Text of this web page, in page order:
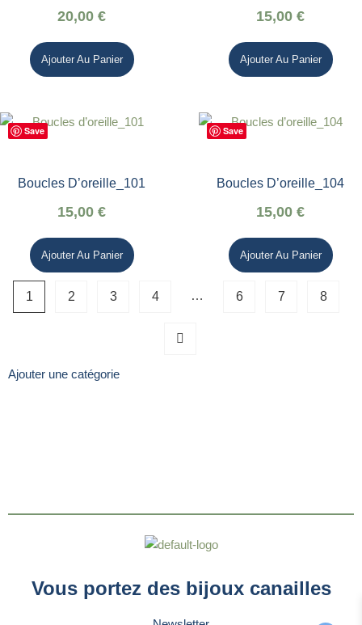
20,00 €
Ajouter Au Panier
15,00 €
Ajouter Au Panier
Save
Boucles D’oreille_101
15,00 €
Ajouter Au Panier
Save
Boucles D’oreille_104
15,00 €
Ajouter Au Panier
1 2 3 4 … 6 7 8
Ajouter une catégorie
Vous portez des bijoux canailles